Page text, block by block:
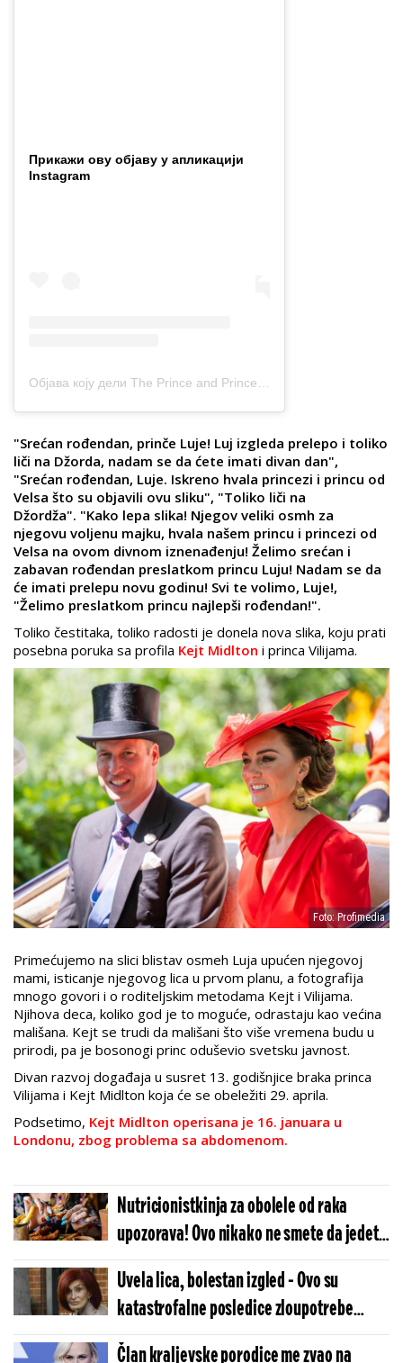
Прикажи ову објаву у апликацији
Instagram
"Srećan rođendan, prinče Luje! Luj izgleda prelepo i toliko
liči na Džorda, nadam se da ćete imati divan dan",
"Srećan rođendan, Luje. Iskreno hvala princezi i princu od
Velsa što su objavili ovu sliku", "Toliko liči na
Džordža". "Kako lepa slika! Njegov veliki osmh za
njegovu voljenu majku, hvala našem princu i princezi od
Velsa na ovom divnom iznenađenju! Želimo srećan i
zabavan rođendan preslatkom princu Luju! Nadam se da
će imati prelepu novu godinu! Svi te volimo, Luje!,
"Želimo preslatkom princu najlepši rođendan!".
Toliko čestitaka, toliko radosti je donela nova slika, koju prati
posebna poruka sa profila Kejt Midlton i princa Vilijama.
Foto: Profimedia
Primećujemo na slici blistav osmeh Luja upućen njegovoj
mami, isticanje njegovog lica u prvom planu, a fotografija
mnogo govori i o roditeljskim metodama Kejt i Vilijama.
Njihova deca, koliko god je to moguće, odrastaju kao većina
mališana. Kejt se trudi da mališani što više vremena budu u
prirodi, pa je bosonogi princ oduševio svetsku javnost.
Divan razvoj događaja u susret 13. godišnjice braka princa
Vilijama i Kejt Midlton koja će se obeležiti 29. aprila.
Podsetimo, Kejt Midlton operisana je 16. januara u
Londonu, zbog problema sa abdomenom.
Nutricionistkinja za obolele od raka
upozorava! Ovo nikako ne smete da jedete
- Srbi redovno to imaju u jelovniku (VIDEO)
Uvela lica, bolestan izgled - Ovo su
katastrofalne posledice zloupotrebe
Ozempika (FOTO)
Član kraljevske porodice me zvao na